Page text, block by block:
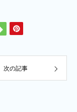
次の記事